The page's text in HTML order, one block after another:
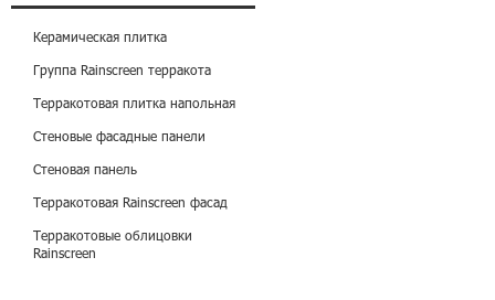
Керамическая плитка
Группа Rainscreen терракота
Терракотовая плитка напольная
Стеновые фасадные панели
Стеновая панель
Терракотовая Rainscreen фасад
Терракотовые облицовки
Rainscreen